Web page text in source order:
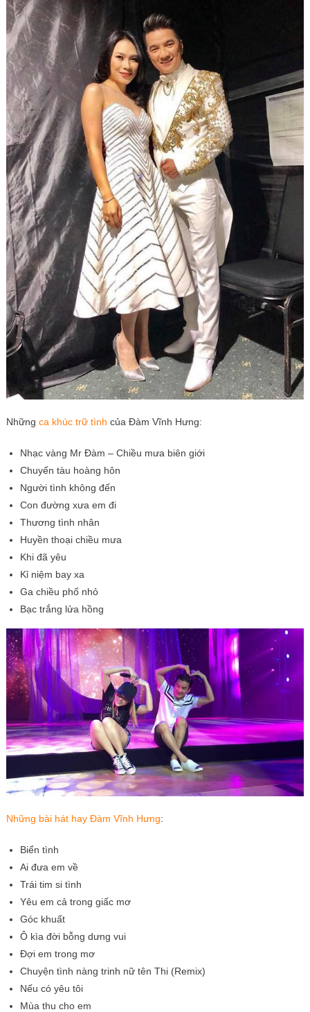
Những ca khúc trữ tình của Đàm Vĩnh Hưng:
Nhạc vàng Mr Đàm – Chiều mưa biên giới
Chuyến tàu hoàng hôn
Người tình không đến
Con đường xưa em đi
Thương tình nhân
Huyền thoại chiều mưa
Khi đã yêu
Kỉ niệm bay xa
Ga chiều phố nhỏ
Bạc trắng lửa hồng
Những bài hát hay Đàm Vĩnh Hưng:
Biển tình
Ai đưa em về
Trái tim si tình
Yêu em cả trong giấc mơ
Góc khuất
Ô kìa đời bỗng dưng vui
Đợi em trong mơ
Chuyện tình nàng trinh nữ tên Thi (Remix)
Nếu có yêu tôi
Mùa thu cho em